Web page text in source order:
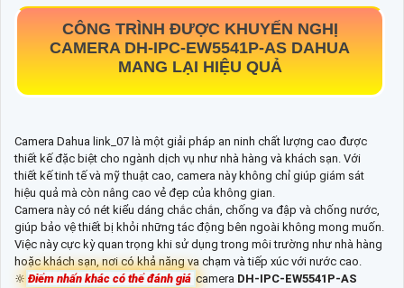
CÔNG TRÌNH ĐƯỢC KHUYẾN NGHỊ
CAMERA DH-IPC-EW5541P-AS DAHUA
MANG LẠI HIỆU QUẢ
Camera Dahua link_07 là một giải pháp an ninh chất lượng cao được
thiết kế đặc biệt cho ngành dịch vụ như nhà hàng và khách sạn. Với
thiết kế tinh tế và mỹ thuật cao, camera này không chỉ giúp giám sát
hiệu quả mà còn nâng cao vẻ đẹp của không gian.
Camera này có nét kiểu dáng chắc chắn, chống va đập và chống nước,
giúp bảo vệ thiết bị khỏi những tác động bên ngoài không mong muốn.
Việc này cực kỳ quan trọng khi sử dụng trong môi trường như nhà hàng
hoặc khách sạn, nơi có khả năng va chạm và tiếp xúc với nước cao.
🔆 Điểm nhấn khác có thể đánh giá camera DH-IPC-EW5541P-AS